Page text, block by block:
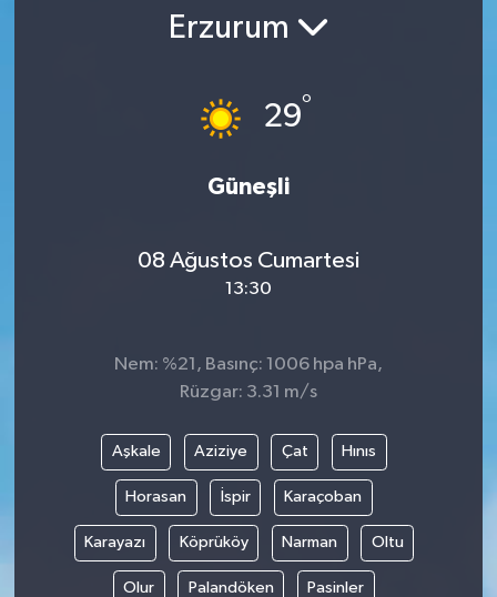
Erzurum
29°
Güneşli
08 Ağustos Cumartesi
13:30
Nem: %21, Basınç: 1006 hpa hPa,
Rüzgar: 3.31 m/s
Aşkale Aziziye Çat Hınıs
Horasan İspir Karaçoban
Karayazı Köprüköy Narman Oltu
Olur Palandöken Pasinler